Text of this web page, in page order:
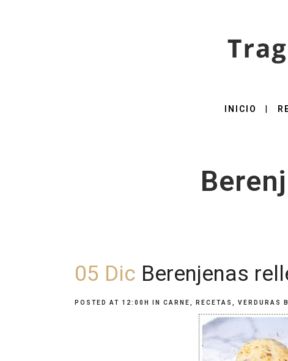
INICIO
05 Dic Berenjenas
POSTED AT 12:00H IN CARNE RECETAS VERDURAS